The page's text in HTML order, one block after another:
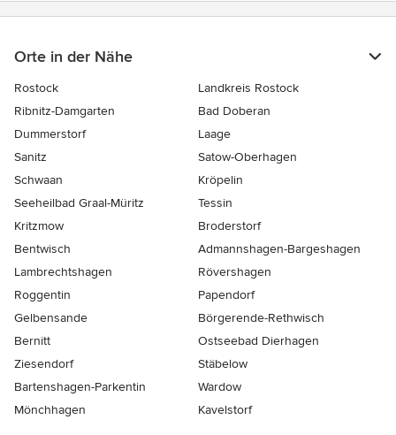
Orte in der Nähe
Rostock
Landkreis Rostock
Ribnitz-Damgarten
Bad Doberan
Dummerstorf
Laage
Sanitz
Satow-Oberhagen
Schwaan
Kröpelin
Seeheilbad Graal-Müritz
Tessin
Kritzmow
Broderstorf
Bentwisch
Admannshagen-Bargeshagen
Lambrechtshagen
Rövershagen
Roggentin
Papendorf
Gelbensande
Börgerende-Rethwisch
Bernitt
Ostseebad Dierhagen
Ziesendorf
Stäbelow
Bartenshagen-Parkentin
Wardow
Mönchhagen
Kavelstorf